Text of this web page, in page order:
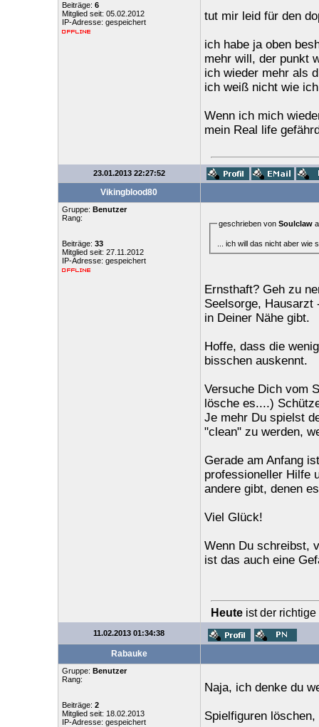
Beiträge: 6
Mitglied seit: 05.02.2012
IP-Adresse: gespeichert
tut mir leid für den
ich habe ja oben
mehr will, der punkt
ich wieder mehr als
ich weiß nicht wie
Wenn ich mich
mein Real life
23.01.2013 22:27:52
Vikingblood80
Gruppe: Benutzer
Rang:
Beiträge: 33
Mitglied seit: 27.11.2012
IP-Adresse: gespeichert
geschrieben von Soulclaw
... ich will das nicht aber wie
Ernsthaft? Geh zu
Seelsorge, Hausarzt
in Deiner Nähe gibt.
Hoffe, dass die
bisschen auskennt.
Versuche Dich vom
lösche es....)
Je mehr Du spielst
"clean" zu werden,
Gerade am Anfang
professioneller Hilfe
andere gibt, denen
Viel Glück!
Wenn Du schreibst,
ist das auch eine
Heute ist der
11.02.2013 01:34:38
Rabauke
Gruppe: Benutzer
Rang:
Beiträge: 2
Mitglied seit: 18.02.2013
IP-Adresse: gespeichert
Naja, ich denke du
Spielfiguren